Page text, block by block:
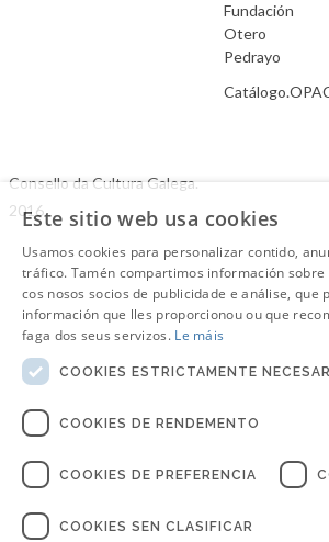
Fundación
Otero
Pedrayo
Consello da Cultura Galega.
2016
Este sitio web usa cookies
Usamos cookies para personalizar contido,
tráfico. Tamén compartimos información
cos nosos socios de publicidade e análise, que
información que lles proporcionou ou que
faga dos seus servizos. Le máis
COOKIES ESTRICTAMENTE
COOKIES DE RENDEMENTO
COOKIES DE PREFERENCIA
COOKIES SEN CLASIFICAR